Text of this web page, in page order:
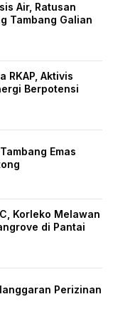
Air, Ratusan
Tambang Galian
RKAP, Aktivis
Berpotensi
Emas
Korleko Melawan
di Pantai
Perizinan